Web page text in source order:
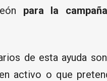
para la
de esta ayuda
activo o que